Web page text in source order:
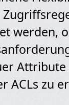
werden,
ACLs zu